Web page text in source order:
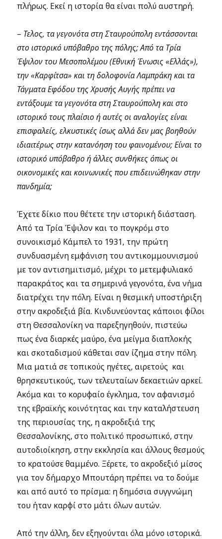
πλήρως. Εκεί η ιστορία θα είναι πολύ αυστηρή.
– Τελος, τα γεγονότα στη Σταυρούπολη εντάσσονται
στο ιστορικό υπόβαθρο της πόλης; Από τα Τρία
Έψιλον του Μεσοπολέμου (Εθνική Ένωσις «Ελλάς»),
την «Καρφίτσα» και τη δολοφονία Λαμπράκη και τα
Τάγματα Εφόδου της Χρυσής Αυγής πρέπει να
εντάξουμε τα γεγονότα στη Σταυρούπολη και στο
ιστορικό τους πλαίσιο ή αυτές οι αναλογίες είναι
επισφαλείς, ελκυστικές ίσως αλλά δεν μας βοηθούν
ιδιαιτέρως στην κατανόηση του φαινομένου; Είναι το
ιστορικό υπόβαθρο ή άλλες συνθήκες όπως οι
οικονομικές και κοινωνικές που επιδεινώθηκαν στην
πανδημία;
Έχετε δίκιο που θέτετε την ιστορική διάσταση.
Από τα Τρία Έψιλον και το πογκρόμ στο
συνοικισμό Κάμπελ το 1931, την πρώτη
συνδυασμένη εμφάνιση του αντικομμουνισμού
με τον αντισημιτισμό, μέχρι το μετεμφυλιακό
παρακράτος και τα σημερινά γεγονότα, ένα νήμα
διατρέχει την πόλη. Είναι η θεσμική υποστήριξη
στην ακροδεξιά βία. Κινδυνεύοντας κάποιοι φίλοι
στη Θεσσαλονίκη να παρεξηγηθούν, πιστεύω
πως ένα διαρκές μαύρο, ένα μείγμα διαπλοκής
και σκοταδισμού κάθεται σαν ίζημα στην πόλη.
Μια ματιά σε τοπικούς ηγέτες, αιρετούς και
θρησκευτικούς, των τελευταίων δεκαετιών αρκεί.
Ακόμα και το κορυφαίο έγκλημα, τον αφανισμό
της εβραϊκής κοινότητας και την καταλήστευση
της περιουσίας της, η ακροδεξιά της
Θεσσαλονίκης, στο πολιτικό προσωπικό, στην
αυτοδιοίκηση, στην εκκλησία και άλλους θεσμούς
το κρατούσε θαμμένο. Ξέρετε, το ακροδεξιό μίσος
για τον δήμαρχο Μπουτάρη πρέπει να το δούμε
και από αυτό το πρίσμα: η δημόσια συγγνώμη
του ήταν καρφί στο μάτι όλων αυτών.
Από την άλλη, δεν εξηγούνται όλα μόνο ιστορικά.